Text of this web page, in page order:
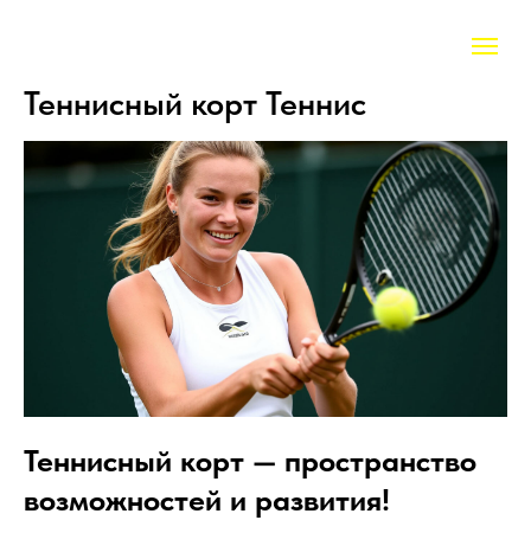
Теннисный корт Теннис
Теннисный корт — пространство
возможностей и развития!